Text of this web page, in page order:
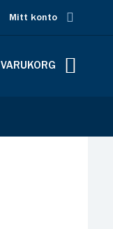
Mitt konto
VARUKORG